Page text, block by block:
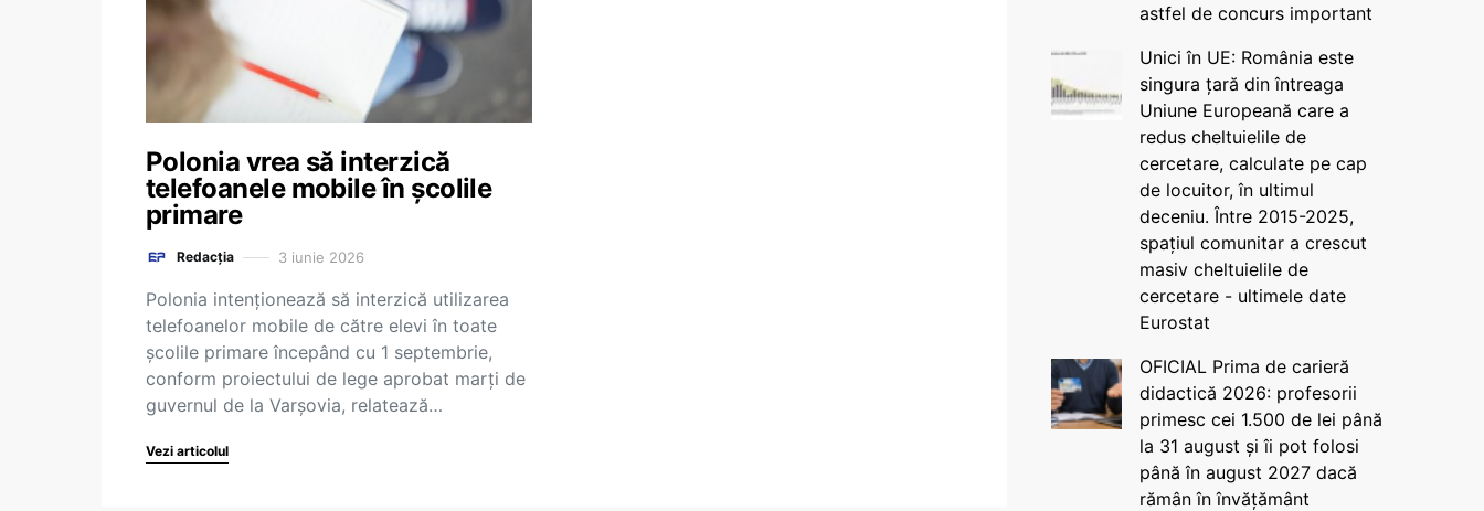
Polonia vrea să interzică
telefoanele mobile în școlile
primare
Redacția 3 iunie 2026
Polonia intenţionează să interzică utilizarea
telefoanelor mobile de către elevi în toate
şcolile primare începând cu 1 septembrie,
conform proiectului de lege aprobat marţi de
guvernul de la Varşovia, relatează…
Vezi articolul
astfel de concurs important
Unici în UE: România este
singura țară din întreaga
Uniune Europeană care a
redus cheltuielile de
cercetare, calculate pe cap
de locuitor, în ultimul
deceniu. Între 2015-2025,
spațiul comunitar a crescut
masiv cheltuielile de
cercetare - ultimele date
Eurostat
OFICIAL Prima de carieră
didactică 2026: profesorii
primesc cei 1.500 de lei până
la 31 august și îi pot folosi
până în august 2027 dacă
rămân în învățământ